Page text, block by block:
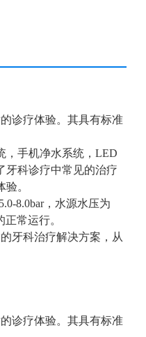
诊疗体验。其具有标准
，手机净水系统，LED
牙科诊疗中常见的治疗
。
8.0bar，水源水压为
常运行。
牙科治疗解决方案，从
诊疗体验。其具有标准